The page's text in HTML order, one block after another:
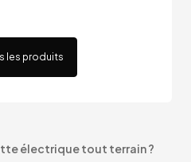
les produits
électrique tout terrain ?